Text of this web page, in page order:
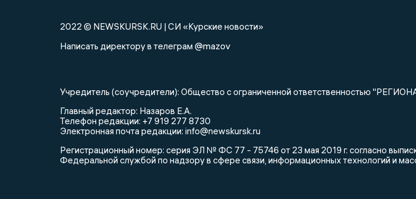
2022 © NEWSKURSK.RU | СИ «Курские новости»
Написать директору в телеграм @mazov
Учредитель (соучредители): Общество с ограниченной ответственностью
Главный редактор: Назаров Е.А.
Телефон редакции: +7 919 277 8730
Электронная почта редакции: info@newskursk.ru
Регистрационный номер: серия ЭЛ № ФС 77 - 75746 от 23 мая 2019 г. согласно
Федеральной службой по надзору в сфере связи, информационных технологий и